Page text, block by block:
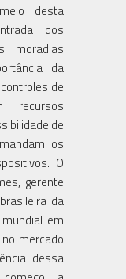
desta
dos
moradias
da
de
recursos
de
os
O
gerente
da
em
mercado
dessa